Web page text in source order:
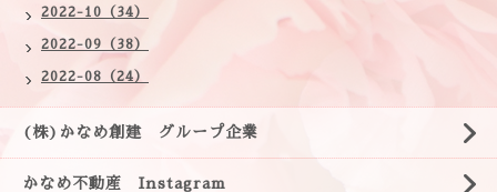
2022-10（34）
2022-09（38）
2022-08（24）
(株)かなめ創建 グループ企業
かなめ不動産 Instagram